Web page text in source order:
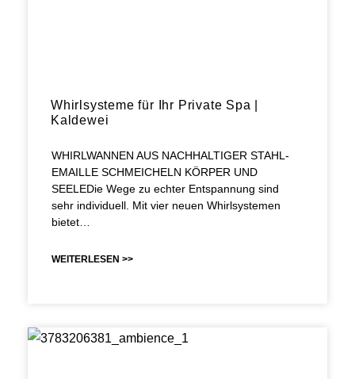
Whirlsysteme für Ihr Private Spa |
Kaldewei
WHIRLWANNEN AUS NACHHALTIGER STAHL-
EMAILLE SCHMEICHELN KÖRPER UND
SEELEDie Wege zu echter Entspannung sind
sehr individuell. Mit vier neuen Whirlsystemen
bietet…
WEITERLESEN >>